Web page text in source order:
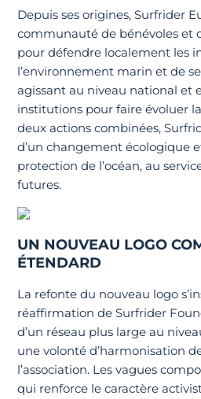
Depuis ses origines, Surfrider
communauté de bénévoles et
pour défendre localement les
l’environnement marin et de
agissant au niveau national et
institutions pour faire évoluer
deux actions combinées,
d’un changement écologique
protection de l’océan, au
futures.
UN NOUVEAU LOGO
ÉTENDARD
La refonte du nouveau logo
réaffirmation de Surfrider
d’un réseau plus large au
une volonté d’harmonisation
l’association. Les vagues
qui renforce le caractère